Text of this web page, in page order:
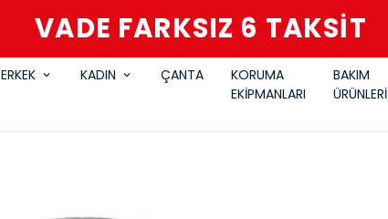
VADE FARKSIZ 6 TAKSİT
ERKEK KADIN ÇANTA
KORUMA
EKİPMANLARI
BAKIM
ÜRÜNLERİ